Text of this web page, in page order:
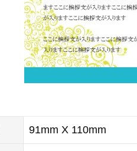
91mm X 110mm